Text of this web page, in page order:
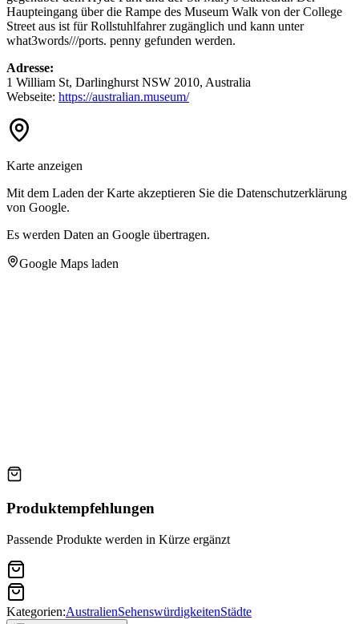
Haupteingang über die Rampe des Museum Walk von der College
Street aus ist für Rollstuhlfahrer zugänglich und kann unter
what3words///ports. penny gefunden werden.
Adresse:
1 William St, Darlinghurst NSW 2010, Australia
Webseite: https://australian.museum/
Karte anzeigen
Mit dem Laden der Karte akzeptieren Sie die Datenschutzerklärung
von Google.
Es werden Daten an Google übertragen.
Google Maps laden
Produktempfehlungen
Passende Produkte werden in Kürze ergänzt
Kategorien:AustralienSehenswürdigkeitenStädte